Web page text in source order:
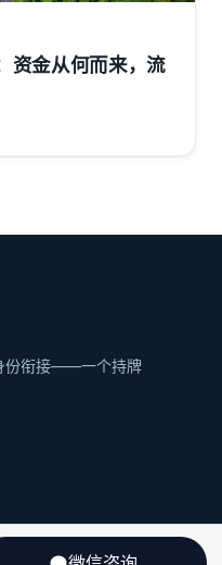
资金从何而来，流
份衔接——一个持牌